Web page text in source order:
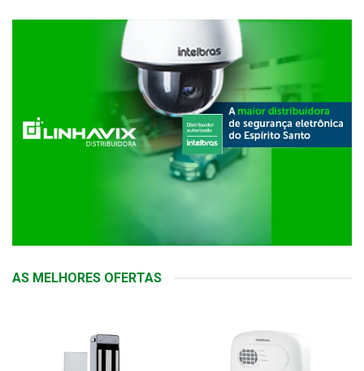
AS MELHORES OFERTAS